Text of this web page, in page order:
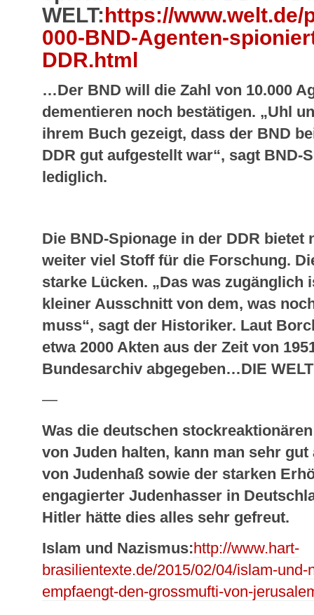
WELT: https://
000-BND-Agenten-
DDR.html
…Der BND will die Zahl von 10.000
dementieren noch bestätigen. „Uhl
ihrem Buch gezeigt, dass der BND
DDR gut aufgestellt war“, sagt BND-
lediglich.
Die BND-Spionage in der DDR bietet
weiter viel Stoff für die Forschung.
starke Lücken. „Das was zugänglich
kleiner Ausschnitt von dem, was
muss“, sagt der Historiker. Laut
etwa 2000 Akten aus der Zeit von
Bundesarchiv abgegeben…DIE WELT
—
Was die deutschen
von Juden halten, kann man sehr
von Judenhaß sowie der starken
engagierter Judenhasser in
Hitler hätte dies alles sehr gefreut.
Islam und Nazismus:http://www.hart-
brasilientexte.de/2015/02/04/islam-
empfaengt-den-grossmufti-von-